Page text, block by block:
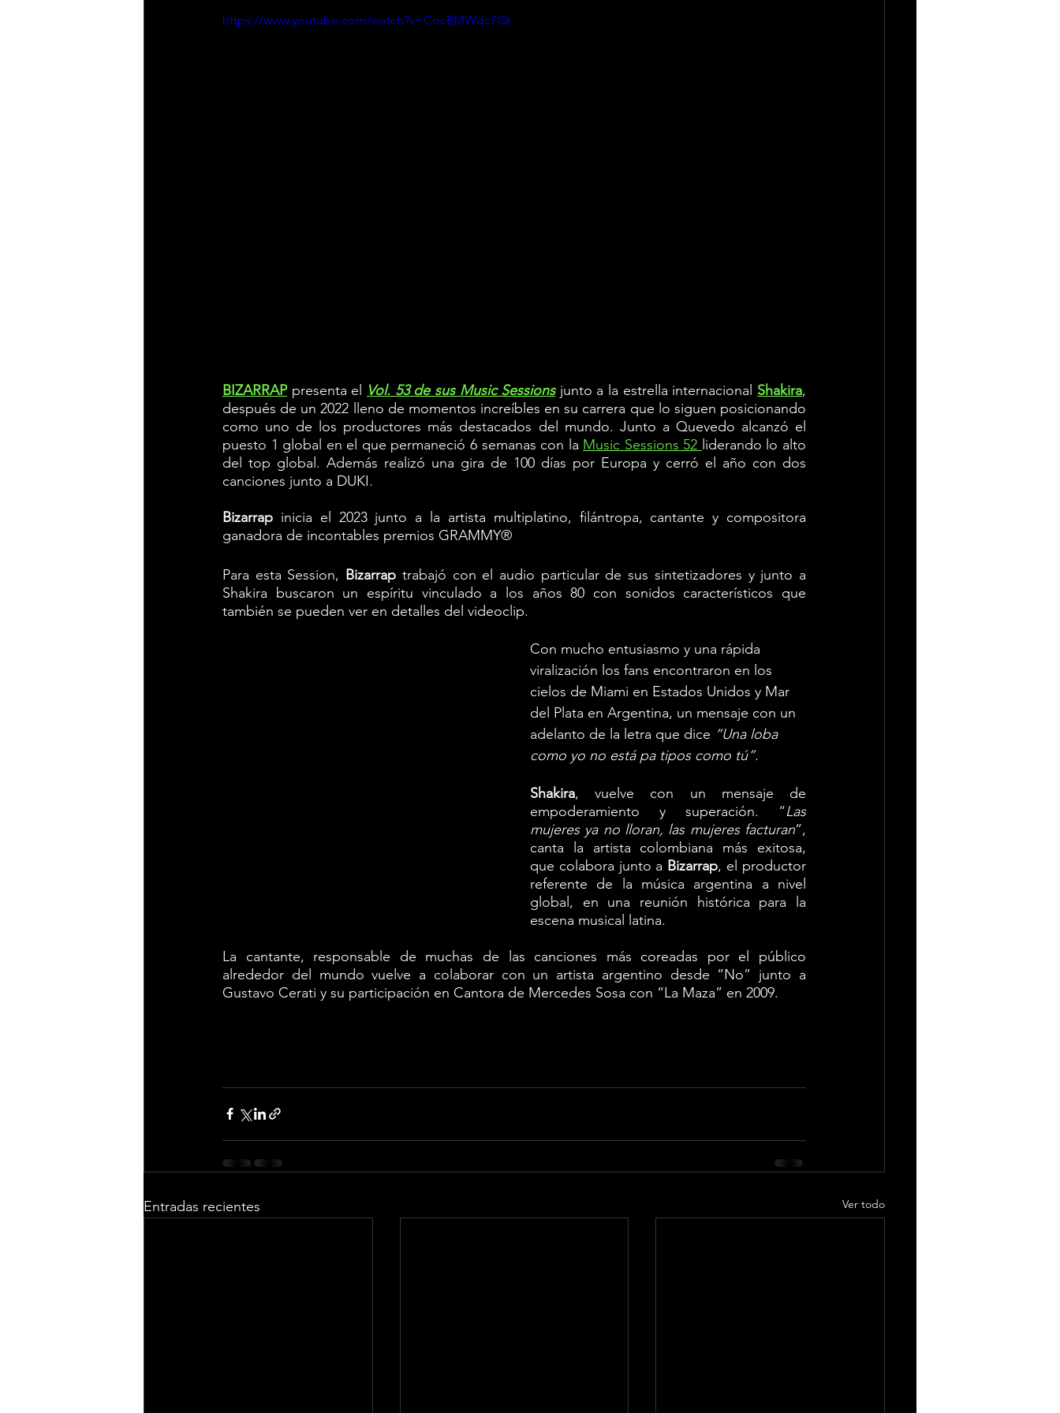
https://www.youtube.com/watch?v=CocEMWdc7Ck
BIZARRAP presenta el Vol. 53 de sus Music Sessions junto a la estrella internacional Shakira,
después de un 2022 lleno de momentos increíbles en su carrera que lo siguen posicionando
como uno de los productores más destacados del mundo. Junto a Quevedo alcanzó el
puesto 1 global en el que permaneció 6 semanas con la Music Sessions 52 liderando lo alto
del top global. Además realizó una gira de 100 días por Europa y cerró el año con dos
canciones junto a DUKI.
Bizarrap inicia el 2023 junto a la artista multiplatino, filántropa, cantante y compositora
ganadora de incontables premios GRAMMY®
Para esta Session, Bizarrap trabajó con el audio particular de sus sintetizadores y junto a
Shakira buscaron un espíritu vinculado a los años 80 con sonidos característicos que
también se pueden ver en detalles del videoclip.
Con mucho entusiasmo y una rápida
viralización los fans encontraron en los
cielos de Miami en Estados Unidos y Mar
del Plata en Argentina, un mensaje con un
adelanto de la letra que dice “Una loba
como yo no está pa tipos como tú”.
Shakira, vuelve con un mensaje de
empoderamiento y superación. “Las
mujeres ya no lloran, las mujeres facturan”,
canta la artista colombiana más exitosa,
que colabora junto a Bizarrap, el productor
referente de la música argentina a nivel
global, en una reunión histórica para la
escena musical latina.
La cantante, responsable de muchas de las canciones más coreadas por el público
alrededor del mundo vuelve a colaborar con un artista argentino desde “No” junto a
Gustavo Cerati y su participación en Cantora de Mercedes Sosa con “La Maza” en 2009.
Entradas recientes Ver todo